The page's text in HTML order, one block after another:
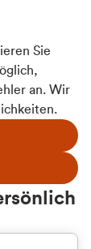
Sie
an. Wir